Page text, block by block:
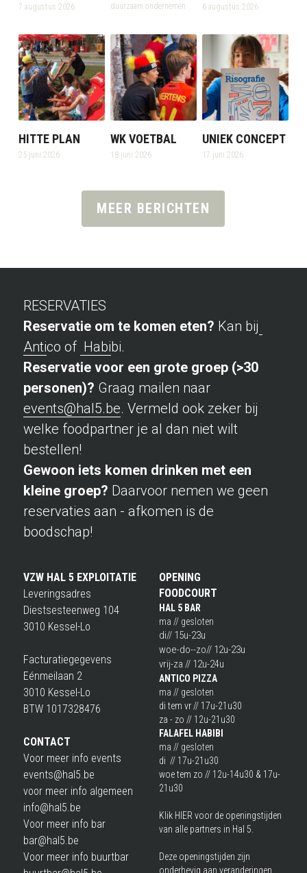
7 augustus 2026
duurzaam ondernemen
6 augustus 2026
HITTE PLAN
25 juni 2026
WK VOETBAL
18 juni 2026
UNIEK CONCEPT
17 juni 2026
MEER BERICHTEN
RESERVATIES
Reservatie om te komen eten? Kan bij
Antico of Habibi.
Reservatie voor een grote groep (>30
personen)?
events@hal5.be. Vermeld ook zeker bij
welke foodpartner je al dan niet wilt
bestellen!
Gewoon iets komen drinken met een
kleine groep? Daarvoor nemen we geen
reservaties aan - afkomen is de
boodschap!
VZW HAL 5 EXPLOITATIE
Leveringsadres
Diestsesteenweg 104
3010 Kessel-Lo
Facturatiegegevens
Eénmeilaan 2
3010 Kessel-Lo
BTW 1017328476
CONTACT
Voor meer info events
events@hal5.be
voor meer info algemeen
info@hal5.be
Voor meer info bar
bar@hal5.be
Voor meer info buurtbar
OPENING
FOODCOURT
HAL 5 BAR
ma // gesloten
di// 15u-23u
woe-do--zo// 12u-23u
vrij-za // 12u-24u
ANTICO PIZZA
ma // gesloten
di tem vr // 17u-21u30
za - zo // 12u-21u30
FALAFEL HABIBI
ma // gesloten
di  // 17u-21u30
woe tem zo // 12u-14u30 & 17u-
21u30
Klik HIER voor de openingstijden
van alle partners in Hal 5.
Deze openingstijden zijn
onderhevig aan veranderingen.